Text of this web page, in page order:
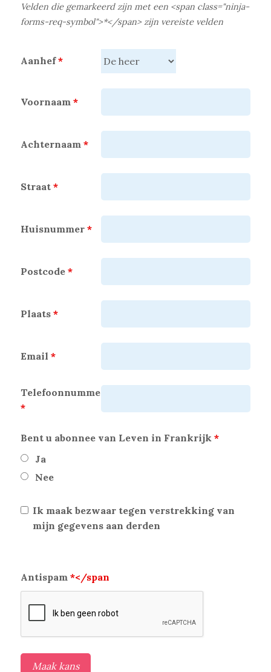
Velden die gemarkeerd zijn met een <span class="ninja-
forms-req-symbol">*</span> zijn vereiste velden
Aanhef*
Voornaam *
Achternaam *
Straat *
Huisnummer *
Postcode *
Plaats *
Email *
Telefoonnummer
*
Bent u abonnee van Leven in Frankrijk *
Ja
Nee
Ik maak bezwaar tegen verstrekking van
mijn gegevens aan derden
Antispam *</span